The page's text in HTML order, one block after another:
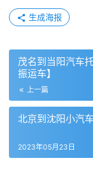
生成海报
茂名到当阳汽车
振运车】
上一篇
北京到沈阳小汽
2023年05月23日